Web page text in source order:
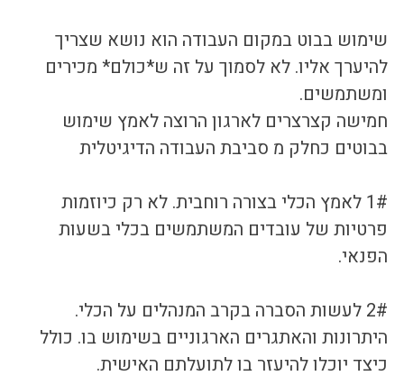
שימוש בבוט במקום העבודה הוא נושא שצריך
להיערך אליו. לא לסמוך על זה ש*כולם* מכירים
ומשתמשים.
חמישה קצרצרים לארגון הרוצה לאמץ שימוש
בבוטים כחלק מ סביבת העבודה הדיגיטלית
1# לאמץ הכלי בצורה רוחבית. לא רק כיוזמות
פרטיות של עובדים המשתמשים בכלי בשעות
הפנאי.
2# לעשות הסברה בקרב המנהלים על הכלי.
היתרונות והאתגרים הארגוניים בשימוש בו. כולל
כיצד יוכלו להיעזר בו לתועלתם האישית.